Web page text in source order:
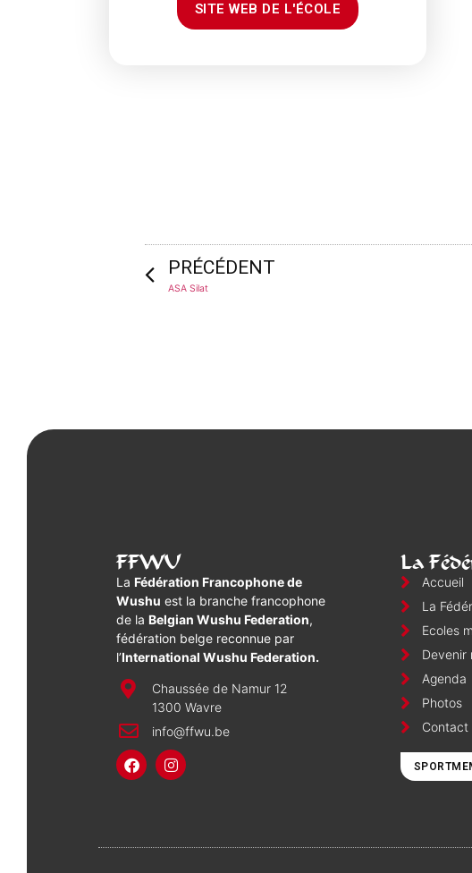
SITE WEB DE L'ÉCOLE
PRÉCÉDENT
ASA Silat
FFWU
La Fédération Francophone de
Wushu est la branche francophone
de la Belgian Wushu Federation,
fédération belge reconnue par
l’International Wushu Federation.
Chaussée de Namur 12
1300 Wavre
info@ffwu.be
La
Accueil
La
Ecoles
Devenir
Agenda
Photos
Contact